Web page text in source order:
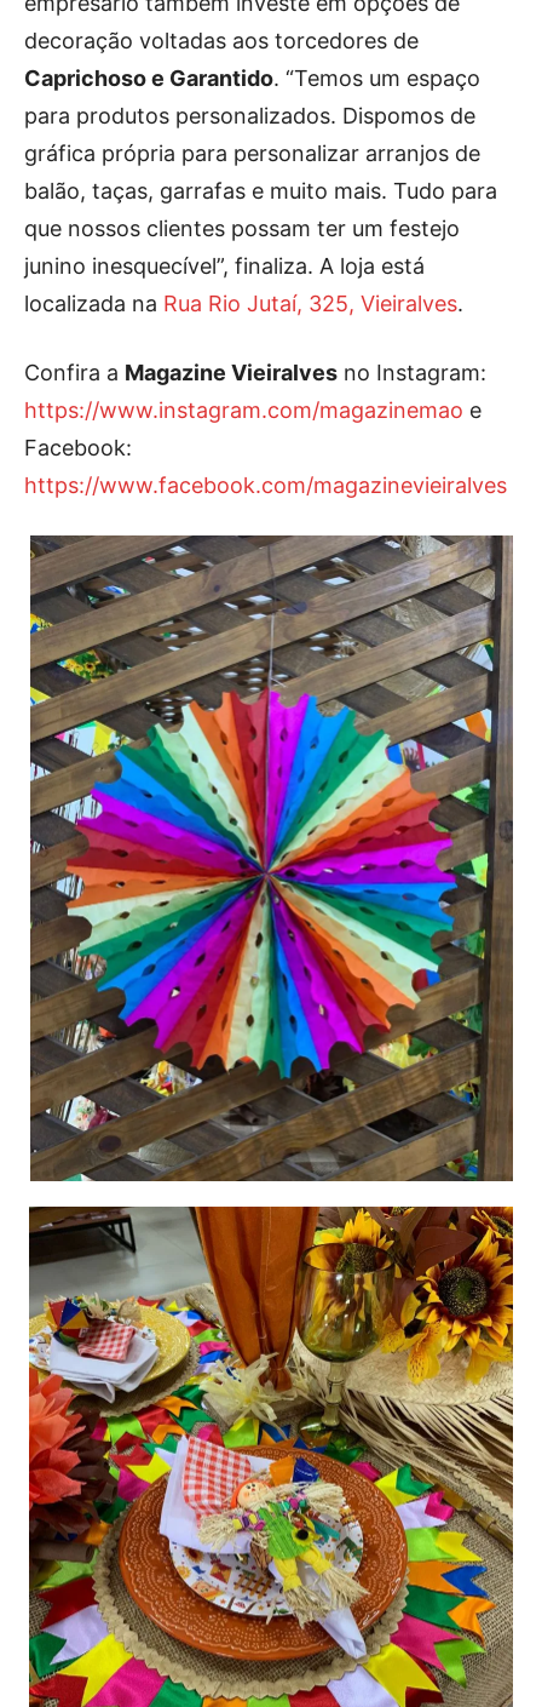
decoração voltadas aos torcedores de
Caprichoso e Garantido. “Temos um espaço
para produtos personalizados. Dispomos de
gráfica própria para personalizar arranjos de
balão, taças, garrafas e muito mais. Tudo para
que nossos clientes possam ter um festejo
junino inesquecível”, finaliza. A loja está
localizada na Rua Rio Jutaí, 325, Vieiralves.
Confira a Magazine Vieiralves no Instagram:
https://www.instagram.com/magazinemao e
Facebook:
https://www.facebook.com/magazinevieiralves